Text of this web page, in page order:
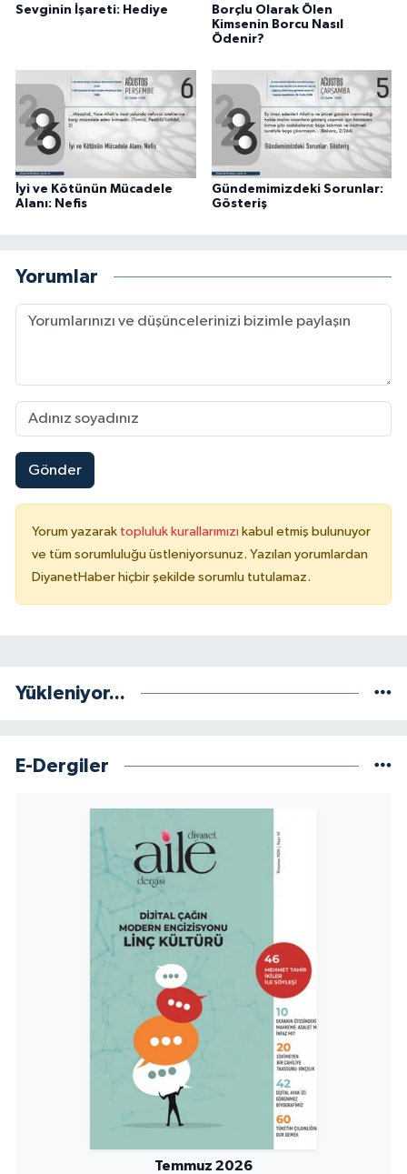
Sevginin İşareti: Hediye
Borçlu Olarak Ölen
Kimsenin Borcu Nasıl
Ödenir?
İyi ve Kötünün Mücadele
Alanı: Nefis
Gündemimizdeki Sorunlar:
Gösteriş
Yorumlar
Gönder
Yorum yazarak topluluk kurallarımızı kabul etmiş bulunuyor
ve tüm sorumluluğu üstleniyorsunuz. Yazılan yorumlardan
DiyanetHaber hiçbir şekilde sorumlu tutulamaz.
Yükleniyor...
E-Dergiler
Temmuz 2026
Kars Müftülüğü
Kastamonu Müftülüğü
Kayseri Müftülüğü
Kilis Müftülüğü
Kırklareli Müftülüğü
Kütahya Müftülüğü
Malatya Müftülüğü
Manisa Müftülüğü
Muş Müftülüğü
Niğde Müftülüğü
Ordu Müftülüğü
Osmaniye Müftülüğü
Rize Müftülüğü
Sakarya Müftülüğü
Samsun Müftülüğü